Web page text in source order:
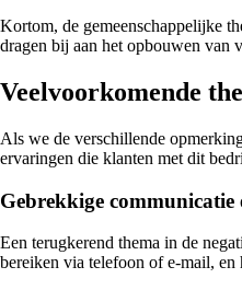
Kortom, de gemeenschappelijke
dragen bij aan het opbouwen van
Veelvoorkomende
Als we de verschillende
ervaringen die klanten met dit
Gebrekkige
Een terugkerend thema in de
bereiken via telefoon of e-mail,